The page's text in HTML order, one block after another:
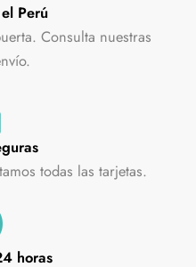
Perú
Consulta nuestras
todas las tarjetas.
horas